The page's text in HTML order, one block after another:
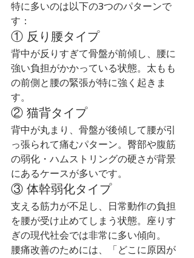
特に多いのは以下の3つのパターンで
す：
① 反り腰タイプ
背中が反りすぎて骨盤が前傾し、腰に
強い負担がかかっている状態。太もも
の前側と腰の緊張が特に強く起きま
す。
② 猫背タイプ
背中が丸まり、骨盤が後傾して腰が引
っ張られて痛むパターン。臀部や腹筋
の弱化・ハムストリングの硬さが背景
にあるケースが多いです。
③ 体幹弱化タイプ
支える筋力が不足し、日常動作の負担
を腰が受け止めてしまう状態。座りす
ぎの現代社会では非常に多い傾向。
腰痛改善のためには、「どこに原因が